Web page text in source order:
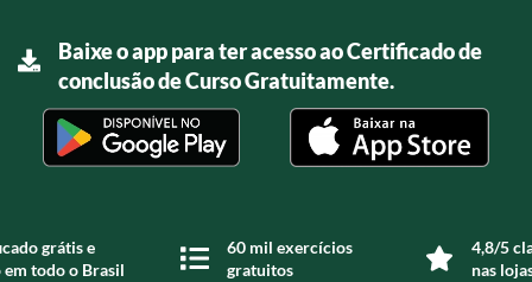
Baixe o app para ter acesso ao Certificado de
conclusão de Curso Gratuitamente.
grátis e
todo o Brasil
60 mil exercícios
gratuitos
4,8/5
nas